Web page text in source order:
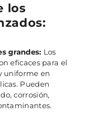
los
grandes: Los
eficaces para el
uniforme en
Pueden
corrosión,